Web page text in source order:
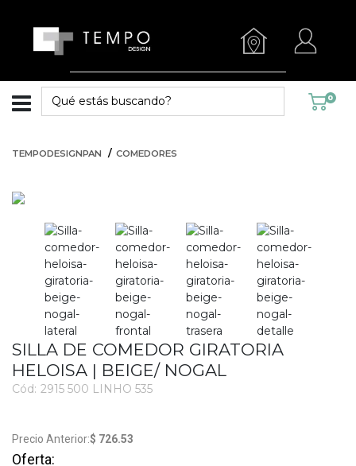
0
TEMPODESIGNPAN COMEDORES
SILLA DE COMEDOR GIRATORIA
HELOISA | BEIGE/ NOGAL
Cód: 2915 500 LINHO 535
$ 726.53